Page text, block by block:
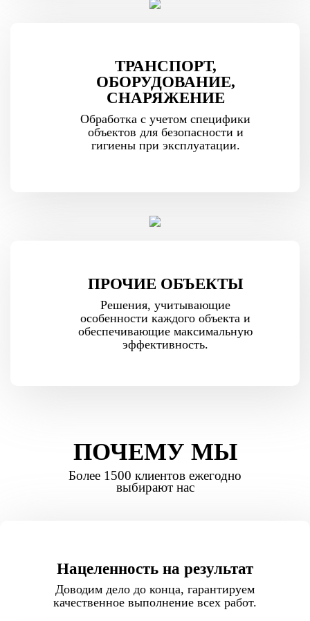
ТРАНСПОРТ,
ОБОРУДОВАНИЕ,
СНАРЯЖЕНИЕ
Обработка с учетом специфики
объектов для безопасности и
гигиены при эксплуатации.
ПРОЧИЕ ОБЪЕКТЫ
Решения, учитывающие
особенности каждого объекта и
обеспечивающие максимальную
эффективность.
ПОЧЕМУ МЫ
Более 1500 клиентов ежегодно
выбирают нас
Нацеленность на результат
Доводим дело до конца, гарантируем
качественное выполнение всех работ.